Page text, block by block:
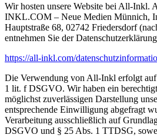
Wir hosten unsere Website bei All-Inkl.
INKL.COM – Neue Medien Münnich,
Hauptstraße 68, 02742 Friedersdorf
entnehmen Sie der
https://all-inkl.com/
Die Verwendung von All-Inkl erfolgt
1 lit. f DSGVO. Wir haben ein
möglichst zuverlässigen Darstellung
entsprechende Einwilligung abgefragt
Verarbeitung ausschließlich auf
DSGVO und § 25 Abs. 1 TTDSG,